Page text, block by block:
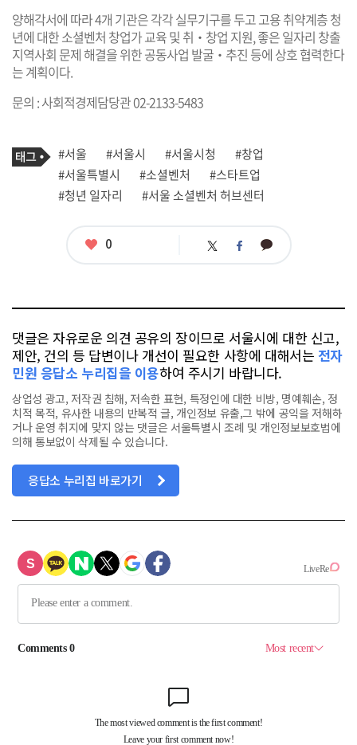
양해각서에 따라 4개 기관은 각각 실무기구를 두고 고용 취약계층 청
년에 대한 소셜벤처 창업가 교육 및 취‧창업 지원, 좋은 일자리 창출
지역사회 문제 해결을 위한 공동사업 발굴‧추진 등에 상호 협력한다
는 계획이다.
문의 : 사회적경제담당관 02-2133-5483
기
사
관
련
태
태
그
#서울 #서울시 #서울시청
#창업
#서울특별시
#소셜벤처
#스타트업
#청년 일자리
#서울 소셜벤처 허브센터
좋
0 트 페 카
댓글은 자유로운 의견 공유의 장이므로 서울시에 대한 신고,
제안, 건의 등 답변이나 개선이 필요한 사항에 대해서는 전자
민원 응답소 누리집을 이용하여 주시기 바랍니다.
상업성 광고, 저작권 침해, 저속한 표현, 특정인에 대한 비방, 명예훼손, 정
치적 목적, 유사한 내용의 반복적 글, 개인정보 유출,그 밖에 공익을 저해하
거나 운영 취지에 맞지 않는 댓글은 서울특별시 조례 및 개인정보보호법에
의해 통보없이 삭제될 수 있습니다.
응답소 누리집 바로가기